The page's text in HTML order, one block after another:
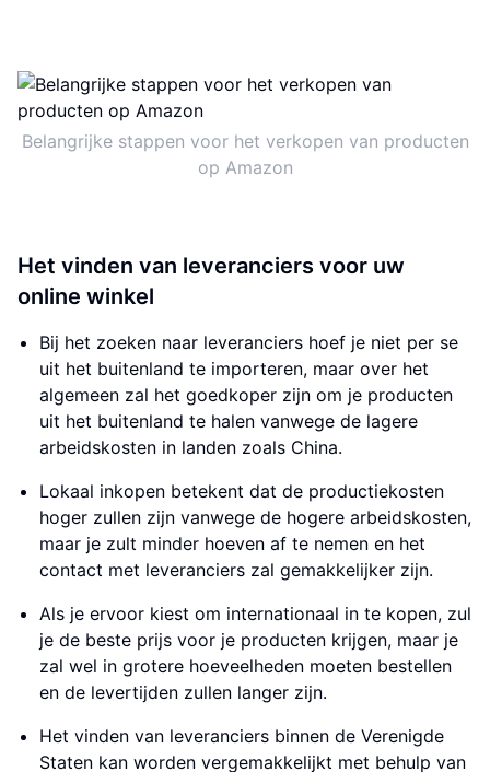
Belangrijke stappen voor het verkopen van producten
op Amazon
Het vinden van leveranciers voor uw
online winkel
Bij het zoeken naar leveranciers hoef je niet per se
uit het buitenland te importeren, maar over het
algemeen zal het goedkoper zijn om je producten
uit het buitenland te halen vanwege de lagere
arbeidskosten in landen zoals China.
Lokaal inkopen betekent dat de productiekosten
hoger zullen zijn vanwege de hogere arbeidskosten,
maar je zult minder hoeven af te nemen en het
contact met leveranciers zal gemakkelijker zijn.
Als je ervoor kiest om internationaal in te kopen, zul
je de beste prijs voor je producten krijgen, maar je
zal wel in grotere hoeveelheden moeten bestellen
en de levertijden zullen langer zijn.
Het vinden van leveranciers binnen de Verenigde
Staten kan worden vergemakkelijkt met behulp van